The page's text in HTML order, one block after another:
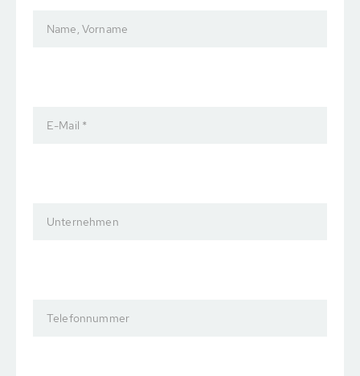
Name, Vorname
E-Mail *
Unternehmen
Telefonnummer